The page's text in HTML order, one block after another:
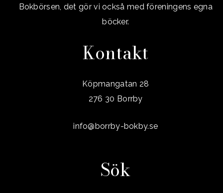
Bokbörsen, det gör vi också med föreningens egna
böcker.
Kontakt
Köpmangatan 28
276 30 Borrby
info@borrby-bokby.se
Sök